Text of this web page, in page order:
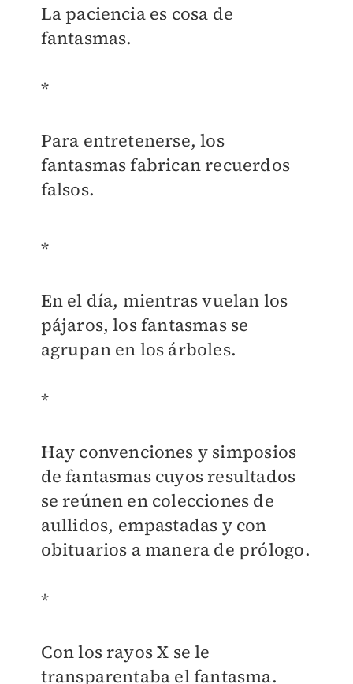
La paciencia es cosa de
fantasmas.
*
Para entretenerse, los
fantasmas fabrican recuerdos
falsos.
*
En el día, mientras vuelan los
pájaros, los fantasmas se
agrupan en los árboles.
*
Hay convenciones y simposios
de fantasmas cuyos resultados
se reúnen en colecciones de
aullidos, empastadas y con
obituarios a manera de prólogo.
*
Con los rayos X se le
transparentaba el fantasma.